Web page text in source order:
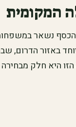
המקומית
נשאר
באזור הדרום,
היא חלק